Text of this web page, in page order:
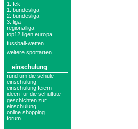
1. fck
1. bundesliga
2. bundesliga
3. liga
regionalliga
top12 ligen europa
fussball-wetten
weitere sportarten
einschulung
rund um die schule
einschulung
einschulung feiern
ideen für die schultüte
geschichten zur
einschulung
online shopping
forum